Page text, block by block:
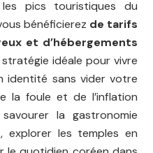
pics touristiques du
bénéficierez de tarifs
et d’hébergements
idéale pour vivre
identité sans vider votre
la foule et de l’inflation
la gastronomie
, explorer les temples en